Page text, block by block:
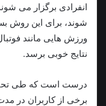
انفرادی برگزار می‌
شوند، برای این روش
ورزش هایی مانند
نتایج خوبی برسد.
درست است که طی
برخی از کاربران در